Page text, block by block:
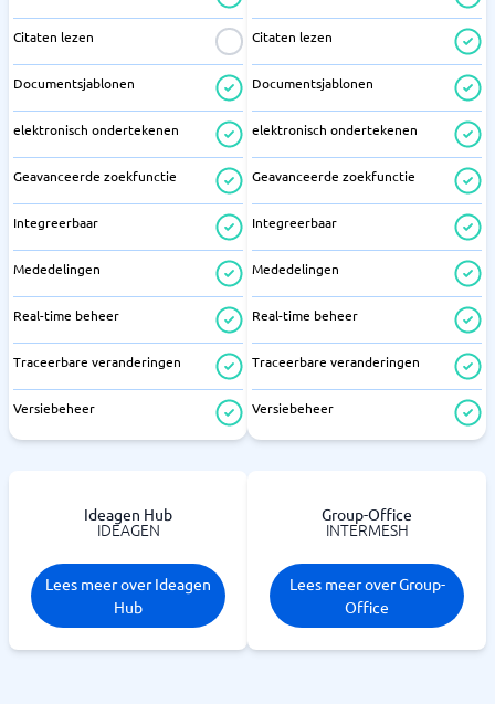
Citaten lezen
Documentsjablonen
elektronisch ondertekenen
Geavanceerde zoekfunctie
Integreerbaar
Mededelingen
Real-time beheer
Traceerbare veranderingen
Versiebeheer
Citaten lezen
Documentsjablonen
elektronisch ondertekenen
Geavanceerde zoekfunctie
Integreerbaar
Mededelingen
Real-time beheer
Traceerbare veranderingen
Versiebeheer
Ideagen Hub
IDEAGEN
Lees meer over Ideagen
Hub
Group-Office
INTERMESH
Lees meer over Group-
Office